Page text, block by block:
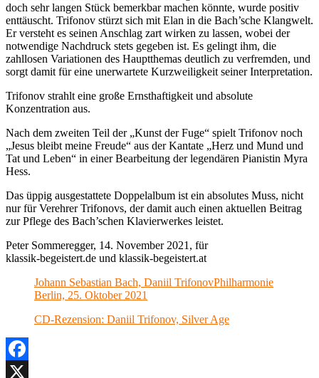
doch sehr langen Stück bemerkbar machen könnte, wurde positiv
enttäuscht. Trifonov stürzt sich mit Elan in die Bach’sche Klangwelt.
Er versteht es seinen Anschlag zart wirken zu lassen, wobei der
notwendige Nachdruck stets gegeben ist. Es gelingt ihm, die
zahllosen Variationen des Hauptthemas deutlich zu verfremden, und
sorgt damit für eine unerwartete Kurzweiligkeit seiner Interpretation.
Trifonov strahlt eine große Ernsthaftigkeit und absolute
Konzentration aus.
Nach dem zweiten Teil der „Kunst der Fuge“ spielt Trifonov noch
„Jesus bleibt meine Freude“ aus der Kantate „Herz und Mund und
Tat und Leben“ in einer Bearbeitung der legendären Pianistin Myra
Hess.
Das üppig ausgestattete Doppelalbum ist ein absolutes Muss, nicht
nur für Verehrer Trifonovs, der damit auch einen aktuellen Beitrag
zur Pflege des Bach’schen Klavierwerkes leistet.
Peter Sommeregger, 14. November 2021, für
klassik-begeistert.de und klassik-begeistert.at
Johann Sebastian Bach, Daniil TrifonovPhilharmonie
Berlin, 25. Oktober 2021
CD-Rezension: Daniil Trifonov, Silver Age
Facebook